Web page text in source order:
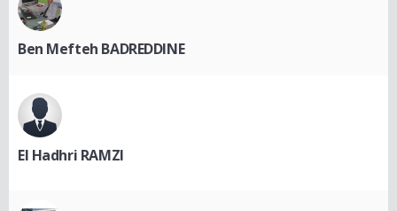
Ben Mefteh BADREDDINE
El Hadhri RAMZI